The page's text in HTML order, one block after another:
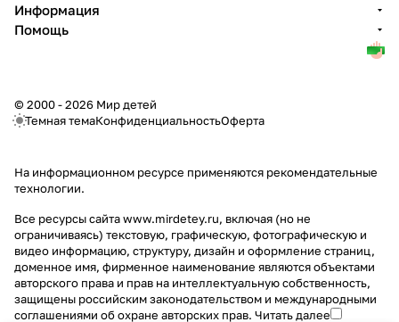
Информация
Помощь
© 2000 - 2026 Мир детей
Темная темаКонфиденциальностьОферта
На информационном ресурсе применяются рекомендательные
технологии.
Все ресурсы сайта www.mirdetey.ru, включая (но не
ограничиваясь) текстовую, графическую, фотографическую и
видео информацию, структуру, дизайн и оформление страниц,
доменное имя, фирменное наименование являются объектами
авторского права и прав на интеллектуальную собственность,
защищены российским законодательством и международными
соглашениями об охране авторских прав. Читать далее